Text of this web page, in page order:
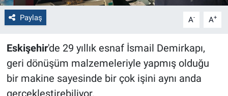
Paylaş A- A+
Eskişehir'de 29 yıllık esnaf İsmail Demirkapı,
geri dönüşüm malzemeleriyle yapmış olduğu
bir makine sayesinde bir çok işini aynı anda
gerçekleştirebiliyor.
Yerel
Magazin
Bilim ve Teknoloji